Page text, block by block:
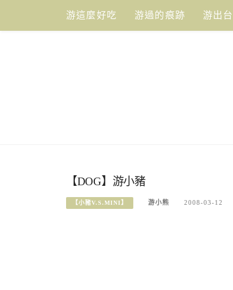
content
游這麼好吃 游過的痕跡 游出
【DOG】游小豬
【小豬V.S.MINI】 游小熊 2008-03-12